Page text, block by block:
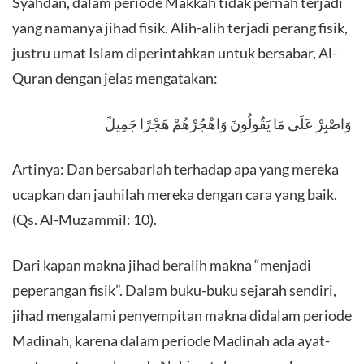
yang namanya jihad fisik. Alih-alih terjadi perang fisik,
justru umat Islam diperintahkan untuk bersabar, Al-
Quran dengan jelas mengatakan:
وَاصْبِرْ عَلَىٰ مَا يَقُولُونَ وَاهْجُرْهُمْ هَجْرًا جَمِيلً
Artinya: Dan bersabarlah terhadap apa yang mereka
ucapkan dan jauhilah mereka dengan cara yang baik.
(Qs. Al-Muzammil: 10).
Dari kapan makna jihad beralih makna “menjadi
peperangan fisik”. Dalam buku-buku sejarah sendiri,
jihad mengalami penyempitan makna didalam periode
Madinah, karena dalam periode Madinah ada ayat-